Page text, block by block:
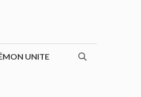
UNITE